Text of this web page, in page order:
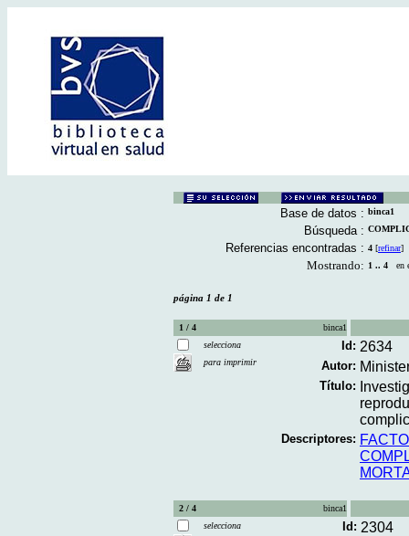
Base de datos : binca1
Búsqueda :
Referencias encontradas : 4 [refinar]
Mostrando: 1 .. 4 en
página 1 de 1
1 / 4
binca1
selecciona
para imprimir
Id: 2634
Autor:
Título:
Descriptores:
2 / 4
binca1
selecciona
Id: 2304